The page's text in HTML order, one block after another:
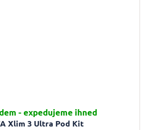
Xlim 3 Ultra Pod Kit
produktu je 5,0 z 5 hvězdiček.
- expedujeme ihned